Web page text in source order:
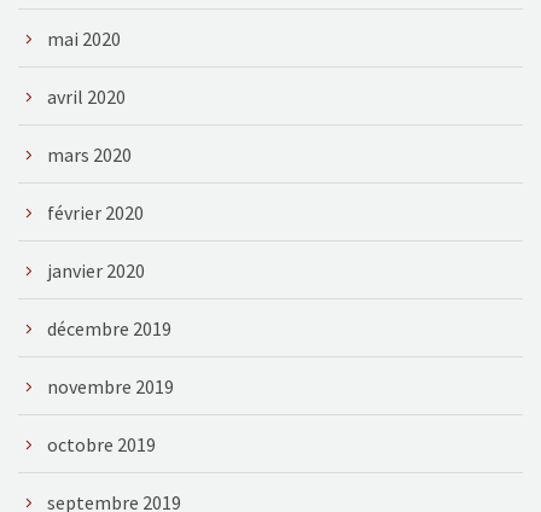
mai 2020
avril 2020
mars 2020
février 2020
janvier 2020
décembre 2019
novembre 2019
octobre 2019
septembre 2019